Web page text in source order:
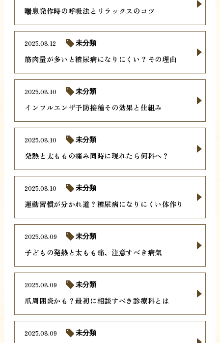
喘息発作時の呼吸法とリラックスのコツ
筋肉量が多いと糖尿病になりにくい？その理由
2025.08.12 未分類
インフルエンザ予防接種その効果と仕組み
2025.08.10 未分類
発熱と太ももの痛み同時に現れたら何科へ？
2025.08.10 未分類
運動習慣が分かれ道？糖尿病になりにくい体作り
2025.08.10 未分類
子どもの発熱と太もも痛、注意すべき病気
2025.08.09 未分類
爪周囲炎かも？最初に相談すべき診療科とは
2025.08.09 未分類
2025.08.09 未分類